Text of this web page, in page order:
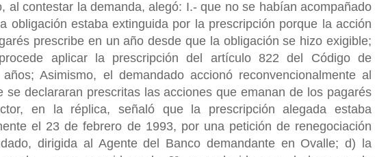
al contestar la demanda, alegó: I.- que no se habían acompañado
obligación estaba extinguida por la prescripción porque la acción
prescribe en un año desde que la obligación se hizo exigible;
aplicar la prescripción del artículo 822 del Código de
Asimismo, el demandado accionó reconvencionalmente al
se declararan prescritas las acciones que emanan de los pagarés
en la réplica, señaló que la prescripción alegada estaba
el 23 de febrero de 1993, por una petición de renegociación
dirigida al Agente del Banco demandante en Ovalle; d) la